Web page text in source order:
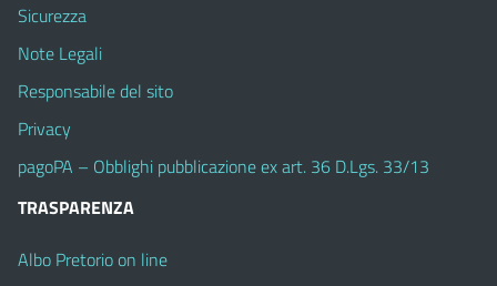
Sicurezza
Note Legali
Responsabile del sito
Privacy
pagoPA – Obblighi pubblicazione ex art. 36 D.Lgs. 33/13
TRASPARENZA
Albo Pretorio on line